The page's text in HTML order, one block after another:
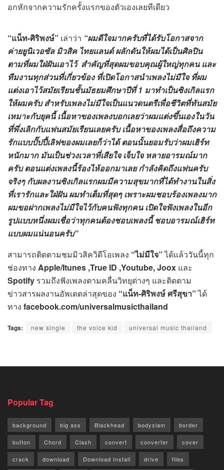
อกหักจากความรักครั้งแรกของตัวเองเลยทีเดียว
“แน็ท-ศิริพงษ์” เล่าว่า “ผมดีใจมากครับที่ได้รับโอกาสจาก
ค่ายยูนิเวอซัล มิวสิค ไทยแลนด์ ผลักดันให้ผมได้เป็นศิลปิน
ตามที่ผมใฝ่ฝันเอาไว้ สำคัญที่สุดผมขอบคุณผู้ใหญ่ทุกคน และ
ทีมงานทุกส่วนที่เกี่ยวข้อง ที่เปิดโอกาสนำเพลงไม่มีใจ ที่ผม
แต่งเอาไว้สมัยเรียนชั้นมัธยมศึกษาปีที่ 1 มาทำเป็นซิงเกิลแรก
ให้ผมครับ สำหรับเพลงไม่มีใจเป็นแนวดนตรีเพื่อชีวิตที่ทันสมัย
เหมาะกับยุคนี้ เนื้อหาของเพลงบอกเลยว่าผมแต่งขึ้นเองในวัน
ที่พึ่งเลิกกับแฟนสมัยเรียนเลยครับ เนื้อหาของเพลงสื่อถึงความ
รักแบบปั๊ปปี้เลิฟของผมเลยก็ว่าได้ ตอนนั้นยอมรับว่าผมเฮิร์ท
หนักมาก มันเป็นช่วงเวลาที่เสียใจ เจ็บใจ หลายอารมณ์มาก
ครับ ตอนแต่งเพลงนี้ร้องไห้ออกมาเลย กำลังคิดถึงแฟนครับ
จริงๆ กับผลงานซิงเกิลแรกผมมีความสุขมากที่ได้ทำงานในสิ่ง
ที่เรารักและใฝ่ฝัน ผมทำเต็มที่สุดๆ เพราะผมชอบร้องเพลงมาก
ผมขอฝากเพลงไม่มีใจไว้กับคนฟังทุกคน เปิดใจฟังเพลงในอีก
รูปแบบหนึ่งผมเชื่อว่าทุกคนต้องชอบเพลงนี้ ชอบอารมณ์เฮิร์ท
แบบผมแน่นอนครับ”
สามารถติดตามชมมิวสิควิดีโอเพลง “ไม่มีใจ”ได้แล้ววันนี้ทุก
ช่องทาง Apple/Itunes ,True ID ,Youtube, Joox และ
Spotify รวมถึงฟังเพลงตามคลื่นวิทยุต่างๆ และติดตาม
ข่าวสารผลงานอัพเดตล่าสุดของ “แน็ท-ศิริพงษ์ ศรีสุขา”ได้
ทาง facebook.com/universalmusicthailand
Tags: new single the voice kid universal music thailand
Popular Tag
background big ass Blackhead bodyslam border
button Chord Clash convert converter cover
crack download Download Install drive files